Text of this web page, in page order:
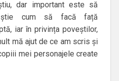
dar important este să
cum să facă față
iar în privința poveștilor,
mă ajut de ce am scris și
mei personajele create